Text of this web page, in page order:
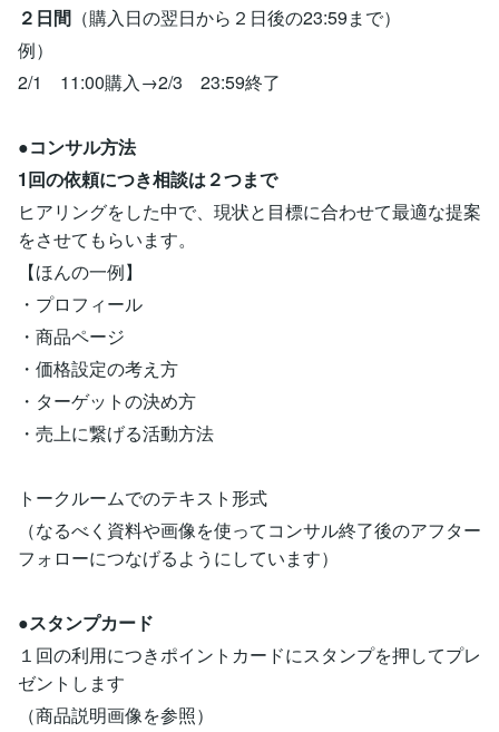
２日間 （購入日の翌日から２日後の23:59まで）
例）
2/1 11:00購入→2/3 23:59終了
●コンサル方法
1回の依頼につき相談は２つまで
ヒアリングをした中で、現状と目標に合わせて最適な提案
をさせてもらいます。
【ほんの一例】
・プロフィール
・商品ページ
・価格設定の考え方
・ターゲットの決め方
・売上に繋げる活動方法
トークルームでのテキスト形式
（なるべく資料や画像を使ってコンサル終了後のアフター
フォローにつなげるようにしています）
●スタンプカード
１回の利用につきポイントカードにスタンプを押してプレ
ゼントします
（商品説明画像を参照）